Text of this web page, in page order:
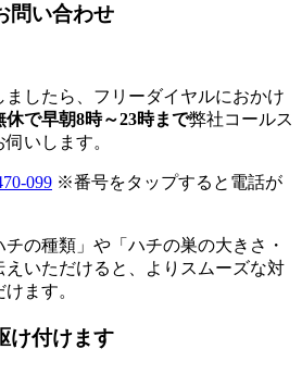
問い合わせ
ましたら、フリーダイヤルにおかけ
休で早朝8時～23時まで弊社コールス
いします。
099 ※番号をタップすると電話が
の種類」や「ハチの巣の大きさ・
えいただけると、よりスムーズな対
ます。
け付けます